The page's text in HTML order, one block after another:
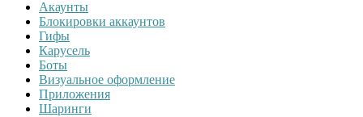
Акаунты
Блокировки аккаунтов
Гифы
Карусель
Боты
Визуальное оформление
Приложения
Шаринги